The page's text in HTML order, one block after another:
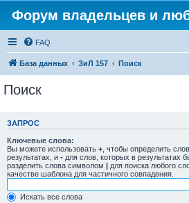
Форум владельцев и
FAQ
База данных ЗиЛ 157 Поиск
Поиск
ЗАПРОС
Ключевые слова:
Вы можете использовать + , чтобы определить
результатах, и - для слов, которых в результатах
разделить слова символом | для поиска любого
качестве шаблона для частичного совпадения.
Искать все слова